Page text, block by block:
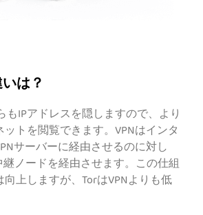
は？
もIPアドレスを隠しますので、より
トを閲覧できます。VPNはインタ
サーバーに経由させるのに対し
ノードを経由させます。この仕組
上しますが、TorはVPNよりも低